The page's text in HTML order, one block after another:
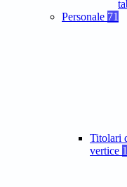
Personale 71
Titolari
vertice 1